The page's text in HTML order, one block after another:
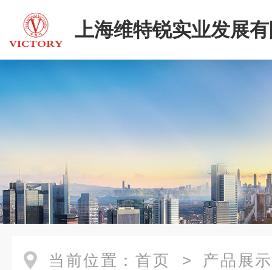
上海维特锐实业发展
当前位置： 首页 > 产品展示